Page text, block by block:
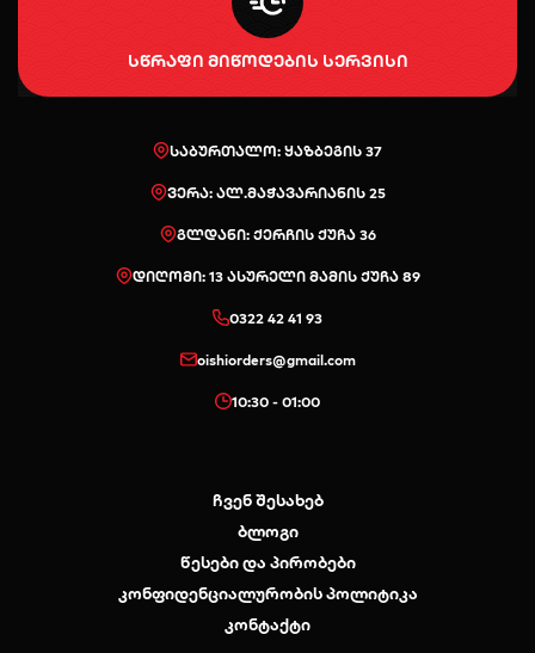
სწრაფი მიწოდების სერვისი
საბურთალო: ყაზბეგის 37
ვერა: ალ.მაჭავარიანის 25
გლდანი: ქერჩის ქუჩა 36
დიღომი: 13 ასურელი მამის ქუჩა 89
0322 42 41 93
oishiorders@gmail.com
10:30 - 01:00
ჩვენ შესახებ
ბლოგი
წესები და პირობები
კონფიდენციალურობის პოლიტიკა
კონტაქტი